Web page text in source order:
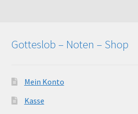
Gotteslob – Noten – Shop
Mein Konto
Kasse